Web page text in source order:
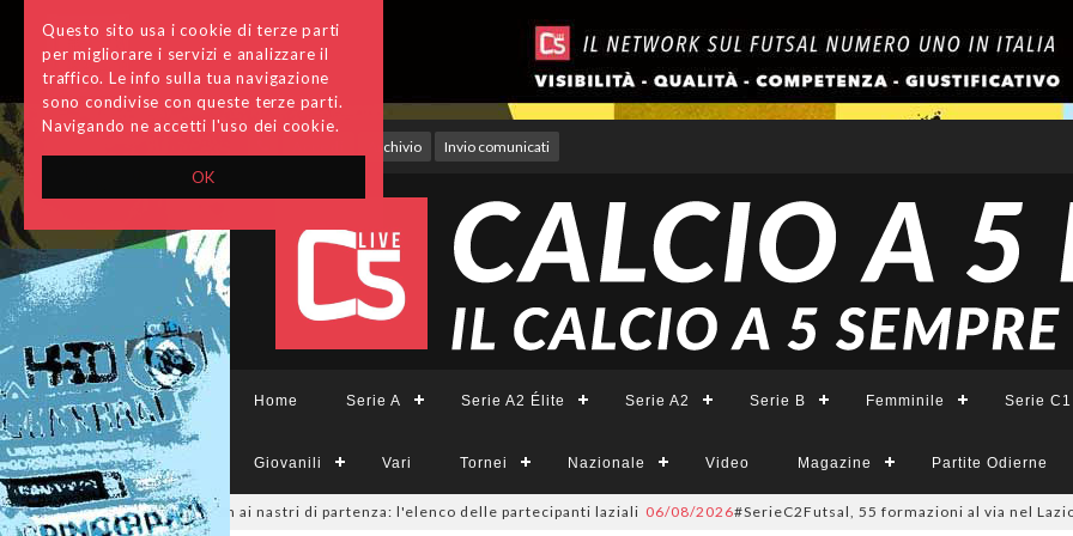
OK
Questo sito usa i cookie di terze parti
per migliorare i servizi e analizzare il
traffico. Le info sulla tua navigazione
sono condivise con queste terze parti.
Navigando ne accetti l'uso dei cookie.
Archivio Invio comunicati
Home Serie A Serie A2 Élite Serie A2 Serie B Femminile Serie C1
Giovanili Vari Tornei Nazionale Video Magazine Partite Odierne
sono 14 i team ai nastri di partenza: l'elenco delle partecipanti laziali 06/08/2026#SerieC2Futsal, 55 formazioni al via nel Lazio: la